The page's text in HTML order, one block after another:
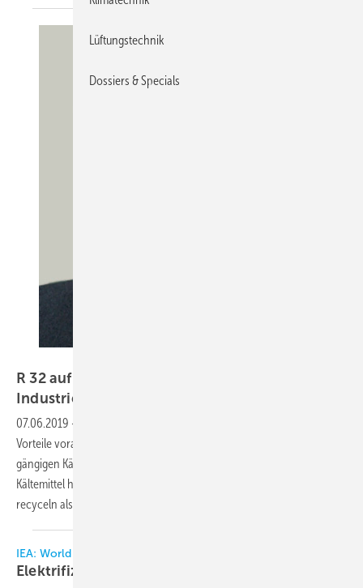
R 32 auf dem Vormarsch – auch in der
Industriekühlung
07.06.2019 -
Vorteile voraussichtlich auch in der Industriekühlung zu einem
gängigen Kältemittel werden. Da es sich bei R32 um ein Reinmolekül-
Kältemittel handelt, lässt es sich darüber hinaus weitaus einfacher
recyceln als Kältemittelgemische. Vorteile
IEA: World Energy Outlook
Elektrifizierung auf dem
Lüftungstechnik
Dossiers & Specials